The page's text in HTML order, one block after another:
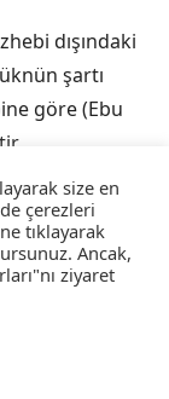
dışındaki
şartı
göre (Ebu
namazın
Ebu
size en
çerezleri
tıklayarak
Ancak,
ziyaret